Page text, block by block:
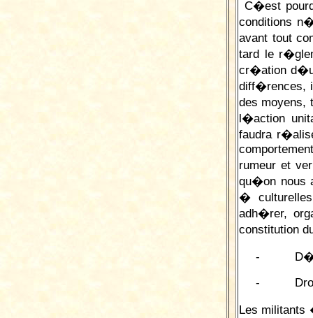
C�est
conditions
avant tout
tard le
cr�ation
diff�rences,
des moyens,
l�action
faudra
rumeur et
qu�on nous
�
adh�rer,
constitution
-
-
Les militants